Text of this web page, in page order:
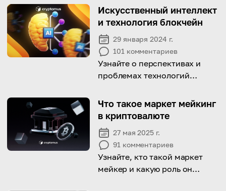
Искусственный интеллект
и технология блокчейн
29 января 2024 г.
101 комментариев
Узнайте о перспективах и
проблемах технологий
блокчейна
Что такое маркет мейкинг
в криптовалюте
27 мая 2025 г.
91 комментариев
Узнайте, кто такой маркет
мейкер и какую роль он